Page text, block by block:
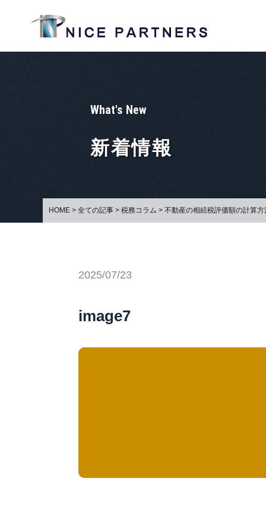
What's New
新着情報
HOME > 全ての記事 > 税務コラム > 不動産の相続税評価額の計算
2025/07/23
image7